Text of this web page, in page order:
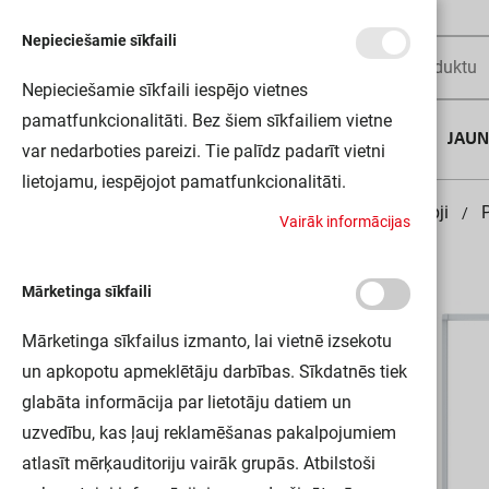
Sadales skapji un telekomunikācijas skapji
Nepieciešamie sīkfaili
Nepieciešamie sīkfaili iespējo vietnes
pamatfunkcionalitāti. Bez šiem sīkfailiem vietne
var nedarboties pareizi. Tie palīdz padarīt vietni
lietojamu, iespējojot pamatfunkcionalitāti.
Vairāk informācijas
Mārketinga sīkfaili
Mārketinga sīkfailus izmanto, lai vietnē izsekotu
un apkopotu apmeklētāju darbības. Sīkdatnēs tiek
glabāta informācija par lietotāju datiem un
uzvedību, kas ļauj reklamēšanas pakalpojumiem
atlasīt mērķauditoriju vairāk grupās. Atbilstoši